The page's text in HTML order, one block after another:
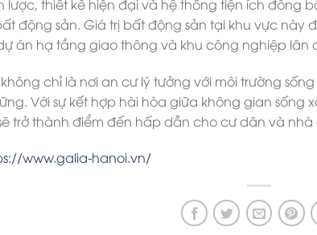
lược, thiết kế hiện đại và hệ thống tiện ích đồng
động sản. Giá trị bất động sản tại khu vực
án hạ tầng giao thông và khu công nghiệp lân
chỉ là nơi an cư lý tưởng với môi trường
Với sự kết hợp hài hòa giữa không gian
trở thành điểm đến hấp dẫn cho cư dân và
www.galia-hanoi.vn/